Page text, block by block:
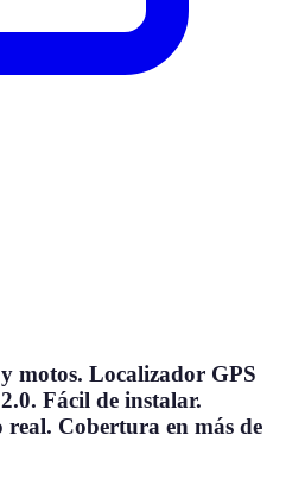
motos. Localizador GPS
Fácil de instalar.
real. Cobertura en más de